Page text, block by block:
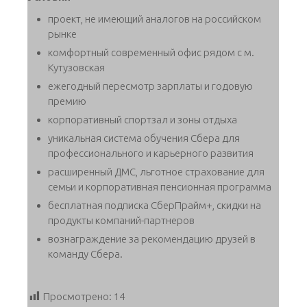
проект, не имеющий аналогов на российском
рынке
комфортный современный офис рядом с м.
Кутузовская
ежегодный пересмотр зарплаты и годовую
премию
корпоративный спортзал и зоны отдыха
уникальная система обучения Сбера для
профессионального и карьерного развития
расширенный ДМС, льготное страхование для
семьи и корпоративная пенсионная программа
бесплатная подписка СберПрайм+, скидки на
продукты компаний-партнеров
вознаграждение за рекомендацию друзей в
команду Сбера.
Просмотрено: 14